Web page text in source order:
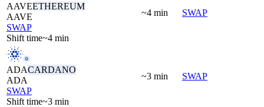
AAVEETHEREUM
AAVE
SWAP
Shift time~4 min
~4 min SWAP
ADACARDANO
ADA
SWAP
Shift time~3 min
~3 min SWAP